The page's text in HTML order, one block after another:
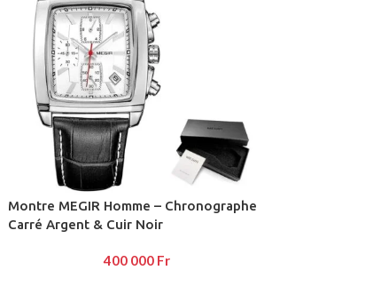
Montre MEGIR Homme – Chronographe
Carré Argent & Cuir Noir
400 000 Fr